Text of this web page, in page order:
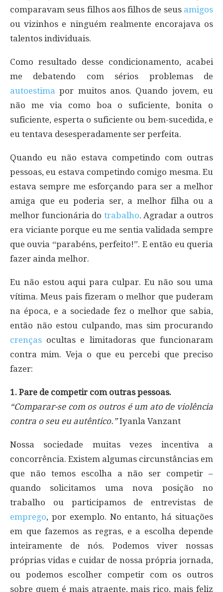
comparavam seus filhos aos filhos de seus amigos
ou vizinhos e ninguém realmente encorajava os
talentos individuais.
Como resultado desse condicionamento, acabei
me debatendo com sérios problemas de
autoestima por muitos anos. Quando jovem, eu
não me via como boa o suficiente, bonita o
suficiente, esperta o suficiente ou bem-sucedida, e
eu tentava desesperadamente ser perfeita.
Quando eu não estava competindo com outras
pessoas, eu estava competindo comigo mesma. Eu
estava sempre me esforçando para ser a melhor
amiga que eu poderia ser, a melhor filha ou a
melhor funcionária do trabalho. Agradar a outros
era viciante porque eu me sentia validada sempre
que ouvia “parabéns, perfeito!”. E então eu queria
fazer ainda melhor.
Eu não estou aqui para culpar. Eu não sou uma
vítima. Meus pais fizeram o melhor que puderam
na época, e a sociedade fez o melhor que sabia,
então não estou culpando, mas sim procurando
crenças ocultas e limitadoras que funcionaram
contra mim. Veja o que eu percebi que preciso
fazer:
1. Pare de competir com outras pessoas.
“Comparar-se com os outros é um ato de violência
contra o seu eu autêntico.”Iyanla Vanzant
Nossa sociedade muitas vezes incentiva a
concorrência. Existem algumas circunstâncias em
que não temos escolha a não ser competir –
quando solicitamos uma nova posição no
trabalho ou participamos de entrevistas de
emprego, por exemplo. No entanto, há situações
em que fazemos as regras, e a escolha depende
inteiramente de nós. Podemos viver nossas
próprias vidas e cuidar de nossa própria jornada,
ou podemos escolher competir com os outros
sobre quem é mais atraente, mais rico, mais feliz